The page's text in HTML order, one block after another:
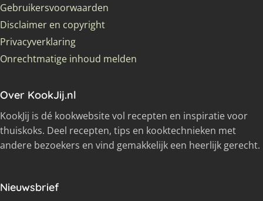
Gebruikersvoorwaarden
Disclaimer en copyright
Privacyverklaring
Onrechtmatige inhoud melden
Over KookJij.nl
KookJij is dé kookwebsite vol recepten en inspiratie voor
thuiskoks. Deel recepten, tips en kooktechnieken met
andere bezoekers en vind gemakkelijk een heerlijk gerecht.
Nieuwsbrief